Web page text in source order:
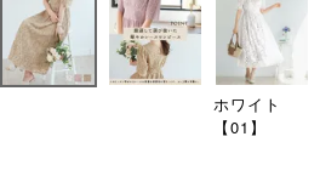
ホワイト
【01】